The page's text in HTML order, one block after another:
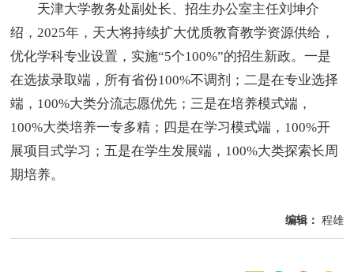
天津大学教务处副处长、招生办公室主任刘坤介
绍，2025年，天大将持续扩大优质教育教学资源供给，
优化学科专业设置，实施“5个100%”的招生新政。一是
在选拔录取端，所有省份100%不调剂；二是在专业选择
端，100%大类分流志愿优先；三是在培养模式端，
100%大类培养一专多精；四是在学习模式端，100%开
展项目式学习；五是在学生发展端，100%大类探索长周
期培养。
编辑： 程雄